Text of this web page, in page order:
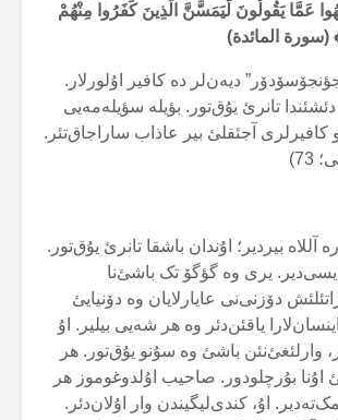
عَمَّا يَقُولُونَ لَيَمَسَّنَّ الَّذِينَ كَفَرُوا مِنْهُمْ
(سورة المائدة)
دیەن‌لر دە کافیر اۇلورلار.
تانرئ یۇق‌تور. بؤیلە سؤیلەمەیی
کافیرلری آجئقلئ بیر عاذاب ساراجاق‌تئر.
آللاە بیردیر؛ اۇندان باشقا تانرئ یۇق‌تور.
یری وە گؤگۆ تک باشئ‌نا
دۆزنی‌نی عایارلایان وە دۆنیایئ
یاقئن‌دئر وە هر شەیی بیلیر. اۇ
وارلئغئ‌نئن باشئ وە سۇنو یۇق‌تور. هر
بۇرچلودور. صاحیب اۇلدوغوموز هر
اۇ، کندی‌لیگیندن وار اۇلان‌دئر.